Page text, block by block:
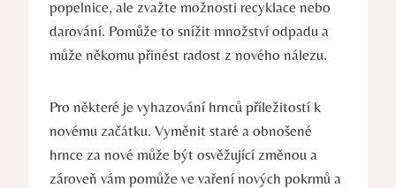
popelnice, ale zvažte možnosti recyklace nebo
darování. Pomůže to snížit množství odpadu a
může někomu přinést radost z nového nálezu.
Pro některé je vyhazování hrnců příležitostí k
novému začátku. Vyměnit staré a obnošené
hrnce za nové může být osvěžující změnou a
zároveň vám pomůže ve vaření nových pokrmů a